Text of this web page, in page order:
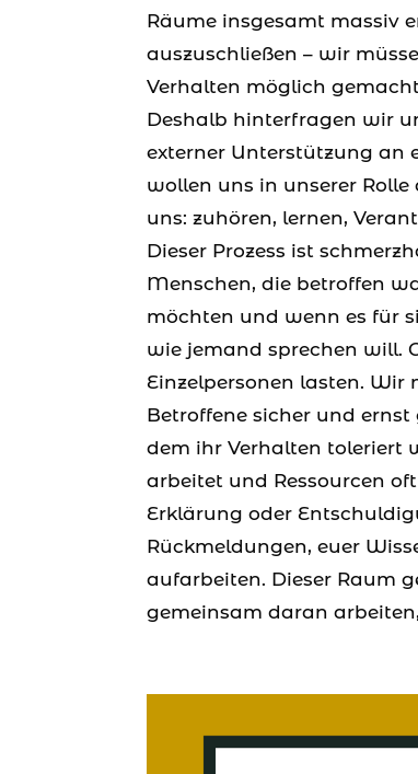
Räume insgesamt massiv
auszuschließen – wir
Verhalten möglich
Deshalb hinterfragen wir
externer Unterstützung an
wollen uns in unserer
uns: zuhören, lernen,
Dieser Prozess ist
Menschen, die betroffen
möchten und wenn es für
wie jemand sprechen will.
Einzelpersonen lasten.
Betroffene sicher und
dem ihr Verhalten toleriert
arbeitet und Ressourcen
Erklärung oder
Rückmeldungen, euer
aufarbeiten. Dieser Raum
gemeinsam daran